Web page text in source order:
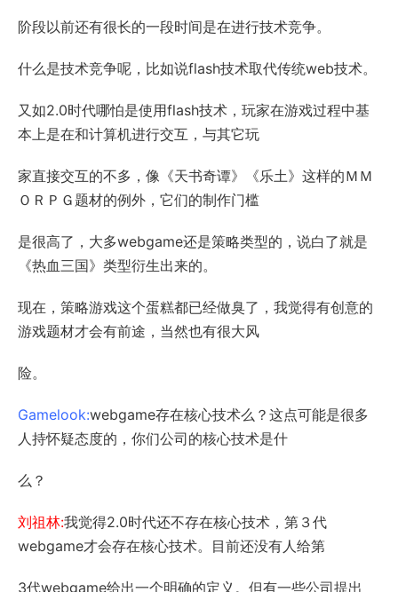
阶段以前还有很长的一段时间是在进行技术竞争。
什么是技术竞争呢，比如说flash技术取代传统web技术。
又如2.0时代哪怕是使用flash技术，玩家在游戏过程中基
本上是在和计算机进行交互，与其它玩
家直接交互的不多，像《天书奇谭》《乐土》这样的ＭＭ
ＯＲＰＧ题材的例外，它们的制作门槛
是很高了，大多webgame还是策略类型的，说白了就是
《热血三国》类型衍生出来的。
现在，策略游戏这个蛋糕都已经做臭了，我觉得有创意的
游戏题材才会有前途，当然也有很大风
险。
Gamelook:webgame存在核心技术么？这点可能是很多
人持怀疑态度的，你们公司的核心技术是什
么？
刘祖林:我觉得2.0时代还不存在核心技术，第３代
webgame才会存在核心技术。目前还没有人给第
3代webgame给出一个明确的定义。但有一些公司提出